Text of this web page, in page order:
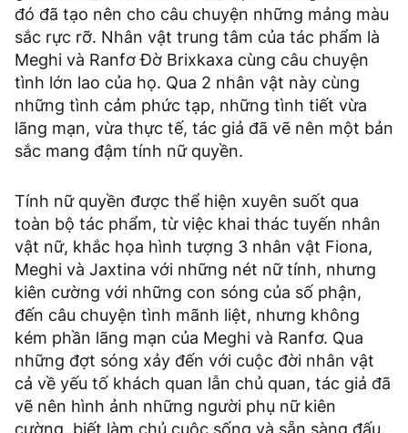
đó đã tạo nên cho câu chuyện những mảng màu
sắc rực rỡ. Nhân vật trung tâm của tác phẩm là
Meghi và Ranfơ Đờ Brixkaxa cùng câu chuyện
tình lớn lao của họ. Qua 2 nhân vật này cùng
những tình cảm phức tạp, những tình tiết vừa
lãng mạn, vừa thực tế, tác giả đã vẽ nên một bản
sắc mang đậm tính nữ quyền.
Tính nữ quyền được thể hiện xuyên suốt qua
toàn bộ tác phẩm, từ việc khai thác tuyến nhân
vật nữ, khắc họa hình tượng 3 nhân vật Fiona,
Meghi và Jaxtina với những nét nữ tính, nhưng
kiên cường với những con sóng của số phận,
đến câu chuyện tình mãnh liệt, nhưng không
kém phần lãng mạn của Meghi và Ranfơ. Qua
những đợt sóng xảy đến với cuộc đời nhân vật
cả về yếu tố khách quan lẫn chủ quan, tác giả đã
vẽ nên hình ảnh những người phụ nữ kiên
cường, biết làm chủ cuộc sống và sẵn sàng đấu